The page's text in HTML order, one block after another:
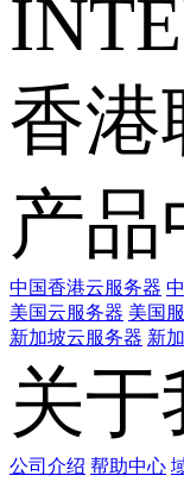
香港
产品
中国香港云服务器
美国云服务器 美国
新加坡云服务器 新
关于
公司介绍 帮助中心